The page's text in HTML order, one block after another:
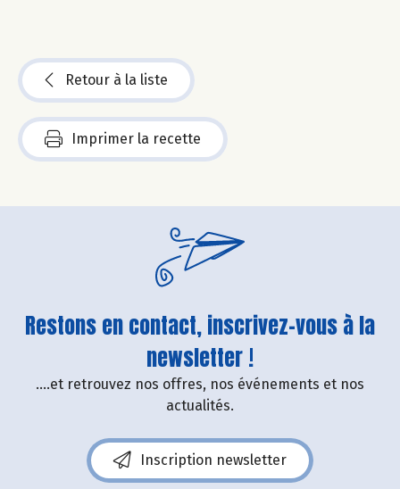
Retour à la liste
Imprimer la recette
Restons en contact, inscrivez-vous à la
newsletter !
....et retrouvez nos offres, nos événements et nos
actualités.
Inscription newsletter